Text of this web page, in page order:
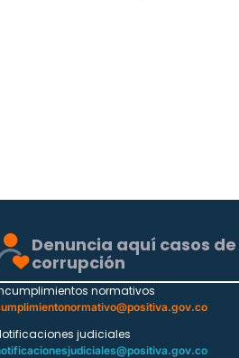
Denuncia aquí casos
corrupción
normativos
judiciales